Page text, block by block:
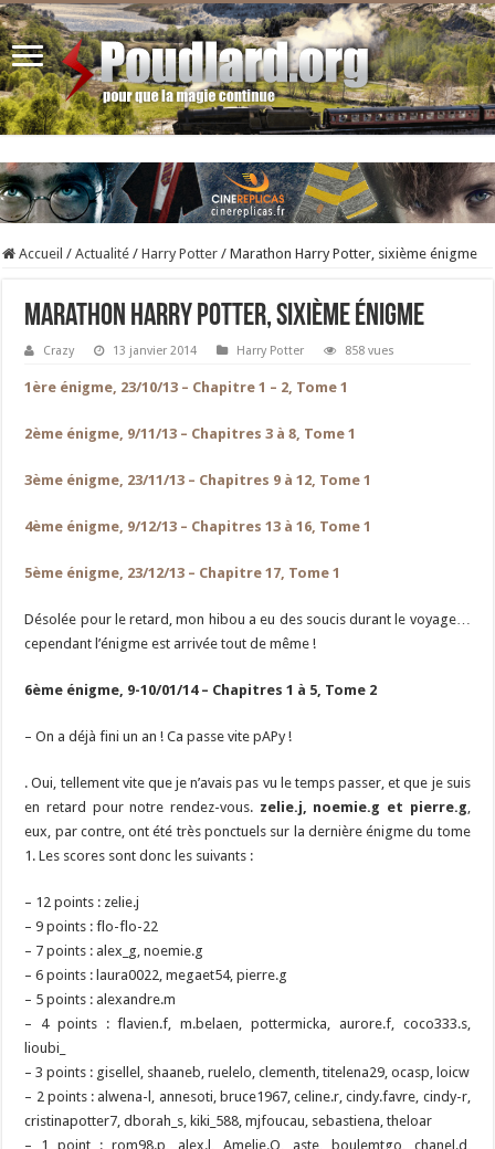
Accueil / Actualité / Harry Potter / Marathon Harry Potter, sixième énigme
Marathon Harry Potter, sixième énigme
Crazy 13 janvier 2014 Harry Potter 858 vues
1ère énigme, 23/10/13 – Chapitre 1 – 2, Tome 1
2ème énigme, 9/11/13 – Chapitres 3 à 8, Tome 1
3ème énigme, 23/11/13 – Chapitres 9 à 12, Tome 1
4ème énigme, 9/12/13 – Chapitres 13 à 16, Tome 1
5ème énigme, 23/12/13 – Chapitre 17, Tome 1
Désolée pour le retard, mon hibou a eu des soucis durant le voyage…
cependant l’énigme est arrivée tout de même !
6ème énigme, 9-10/01/14 – Chapitres 1 à 5, Tome 2
– On a déjà fini un an ! Ca passe vite pAPy !
. Oui, tellement vite que je n’avais pas vu le temps passer, et que je suis
en retard pour notre rendez-vous. zelie.j, noemie.g et pierre.g,
eux, par contre, ont été très ponctuels sur la dernière énigme du tome
1. Les scores sont donc les suivants :
– 12 points : zelie.j
– 9 points : flo-flo-22
– 7 points : alex_g, noemie.g
– 6 points : laura0022, megaet54, pierre.g
– 5 points : alexandre.m
– 4 points : flavien.f, m.belaen, pottermicka, aurore.f, coco333.s,
lioubi_
– 3 points : gisellel, shaaneb, ruelelo, clementh, titelena29, ocasp, loicw
– 2 points : alwena-l, annesoti, bruce1967, celine.r, cindy.favre, cindy-r,
cristinapotter7, dborah_s, kiki_588, mjfoucau, sebastiena, theloar
– 1 point : rom98.p, alex.l, Amelie.Q, aste, boulemtgo, chanel.d,